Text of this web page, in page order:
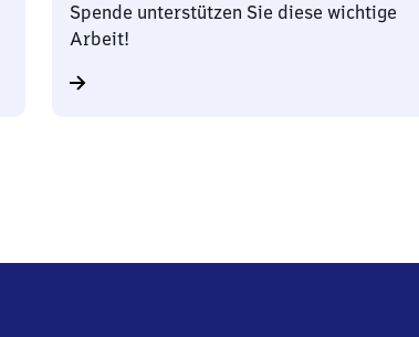
Spende unterstützen Sie diese wichtige
Arbeit!